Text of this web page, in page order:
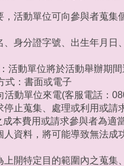
活動單位可向參與者蒐
身分證字號、出生年月
活動單位將於活動舉辦期
式：書面或電子
動單位來電(客服電話：
止蒐集、處理或利用或請
本費用或請求參與者為適
資料，將可能導致無法
開特定目的範圍內之蒐集